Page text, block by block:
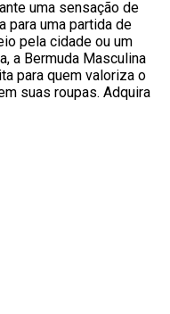
uma sensação de
para uma partida de
pela cidade ou um
a Bermuda Masculina
para quem valoriza o
suas roupas. Adquira